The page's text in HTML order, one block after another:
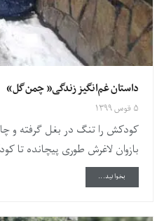
داستان غم‌انگیز زندگی« چمن‌گل»
۵ قوس ۱۳۹۹
کودکش را تنگ در بغل گرفته و
بازوان لاغرش طوری پیچانده تا
بخوانید...